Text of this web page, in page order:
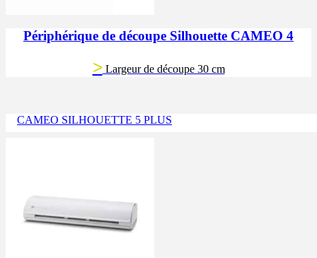
Périphérique de découpe Silhouette CAMEO 4
> Largeur de découpe 30 cm
CAMEO SILHOUETTE 5 PLUS